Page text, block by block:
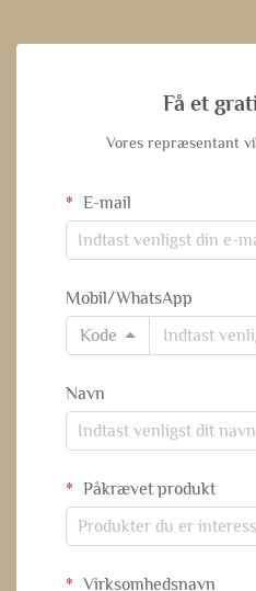
Få et
Vores repræsentant
E-mail
Mobil/WhatsApp
Kode
Navn
Påkrævet produkt
Virksomhedsnavn